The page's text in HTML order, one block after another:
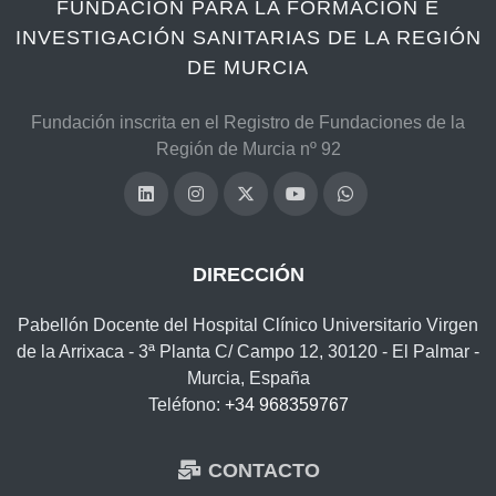
FUNDACIÓN PARA LA FORMACIÓN E
INVESTIGACIÓN SANITARIAS DE LA REGIÓN
DE MURCIA
Fundación inscrita en el Registro de Fundaciones de la
Región de Murcia nº 92
DIRECCIÓN
Pabellón Docente del Hospital Clínico Universitario Virgen
de la Arrixaca - 3ª Planta C/ Campo 12, 30120 - El Palmar -
Murcia, España
Teléfono: +34 968359767
CONTACTO